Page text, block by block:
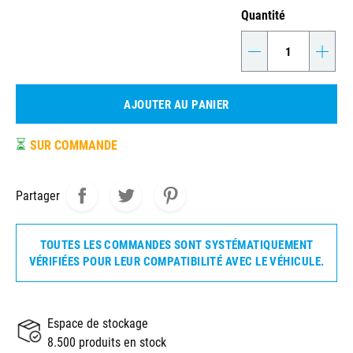
Quantité
- +
AJOUTER AU PANIER
⏳ SUR COMMANDE
Partager
TOUTES LES COMMANDES SONT SYSTÉMATIQUEMENT
VÉRIFIÉES POUR LEUR COMPATIBILITÉ AVEC LE VÉHICULE.
Espace de stockage
8.500 produits en stock